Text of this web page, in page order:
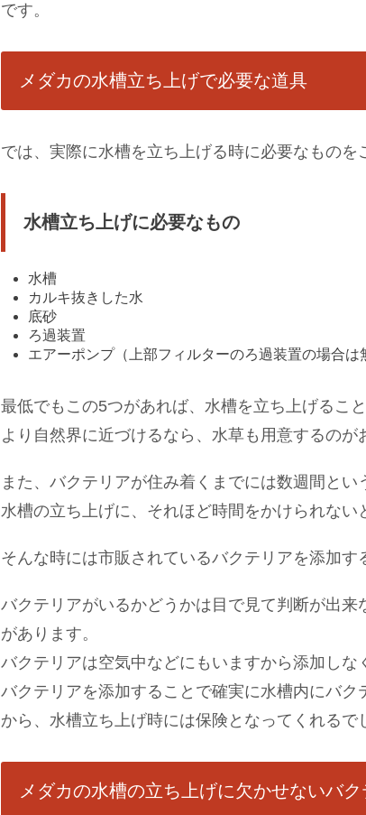
です。
メダカの水槽立ち上げで必要な道具
では、実際に水槽を立ち上げる時に必要なものを
水槽立ち上げに必要なもの
水槽
カルキ抜きした水
底砂
ろ過装置
エアーポンプ（上部フィルターのろ過装置の場合は
最低でもこの5つがあれば、水槽を立ち上げること
より自然界に近づけるなら、水草も用意するのが
また、バクテリアが住み着くまでには数週間とい
水槽の立ち上げに、それほど時間をかけられない
そんな時には市販されているバクテリアを添加す
バクテリアがいるかどうかは目で見て判断が出来
があります。
バクテリアは空気中などにもいますから添加しな
バクテリアを添加することで確実に水槽内にバク
から、水槽立ち上げ時には保険となってくれるで
メダカの水槽の立ち上げに欠かせないバ